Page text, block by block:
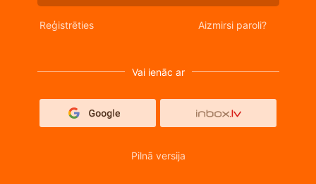
Reģistrēties Aizmirsi paroli?
Vai ienāc ar
Pilnā versija